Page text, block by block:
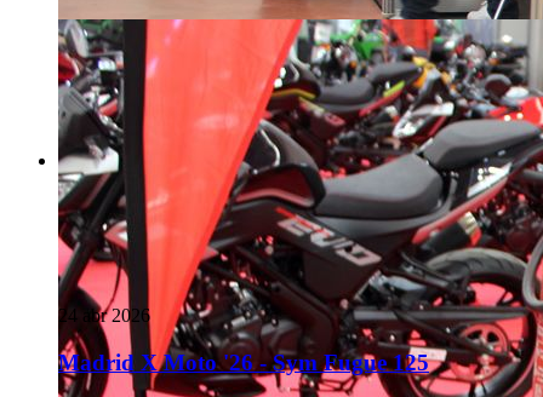
24 abr 2026
Madrid X Moto '26 - Sym Fugue 125